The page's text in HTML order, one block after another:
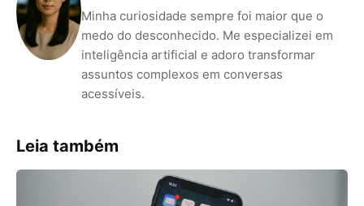
Minha curiosidade sempre foi maior que o
medo do desconhecido. Me especializei em
inteligência artificial e adoro transformar
assuntos complexos em conversas
acessíveis.
Leia também